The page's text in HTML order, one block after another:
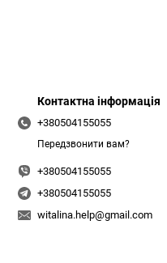
Контактна інформація
+380504155055
Передзвонити вам?
+380504155055
+380504155055
witalina.help@gmail.com